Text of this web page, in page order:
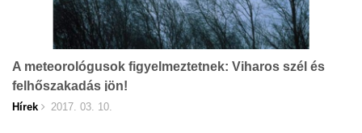
A meteorológusok figyelmeztetnek: Viharos szél és
felhőszakadás jön!
Hírek 2017. 03. 10.